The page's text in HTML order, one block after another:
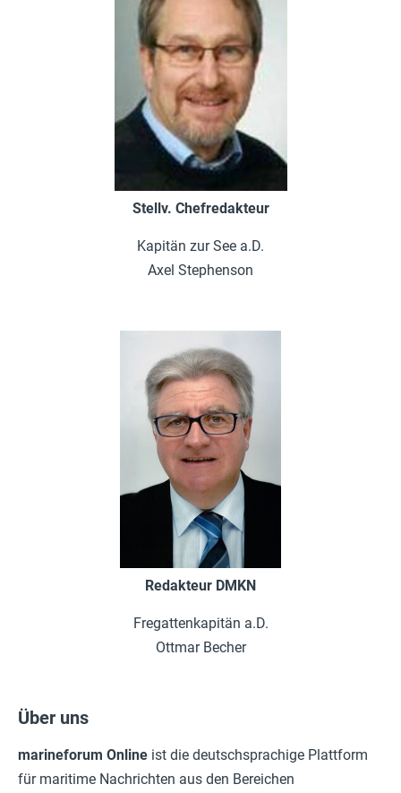
Stellv. Chefredakteur
Kapitän zur See a.D.
Axel Stephenson
Redakteur DMKN
Fregattenkapitän a.D.
Ottmar Becher
Über uns
marineforum Online ist die deutschsprachige Plattform
für maritime Nachrichten aus den Bereichen